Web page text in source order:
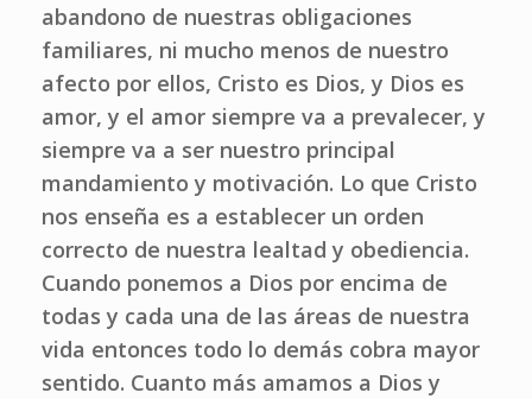
abandono de nuestras obligaciones
familiares, ni mucho menos de nuestro
afecto por ellos, Cristo es Dios, y Dios es
amor, y el amor siempre va a prevalecer, y
siempre va a ser nuestro principal
mandamiento y motivación. Lo que Cristo
nos enseña es a establecer un orden
correcto de nuestra lealtad y obediencia.
Cuando ponemos a Dios por encima de
todas y cada una de las áreas de nuestra
vida entonces todo lo demás cobra mayor
sentido. Cuanto más amamos a Dios y